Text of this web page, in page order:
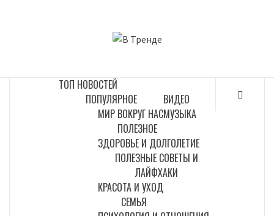
ТОП НОВОСТЕЙ
ПОПУЛЯРНОЕ
МИР ВОКРУГ НАС
ВИДЕО
МУЗЫКА
ПОЛЕЗНОЕ
ЗДОРОВЬЕ И ДОЛГОЛЕТИЕ
ПОЛЕЗНЫЕ СОВЕТЫ И
ЛАЙФХАКИ
КРАСОТА И УХОД
СЕМЬЯ